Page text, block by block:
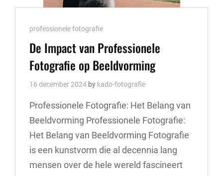
Cat
Links
professionele fotografie
De Impact van Professionele
Fotografie op Beeldvorming
16 december 2024 by kado-fotografie
Professionele Fotografie: Het Belang van
Beeldvorming Professionele Fotografie:
Het Belang van Beeldvorming Fotografie
is een kunstvorm die al decennia lang
mensen over de hele wereld fascineert